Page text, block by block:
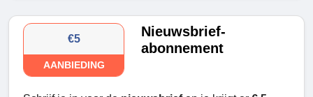
€5
AANBIEDING
Nieuwsbrief-
abonnement